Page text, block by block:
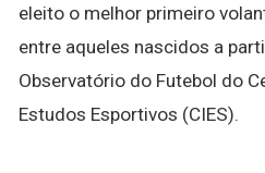
eleito o melhor primeiro
entre aqueles nascidos a
Observatório do Futebol do
Estudos Esportivos (CIES).